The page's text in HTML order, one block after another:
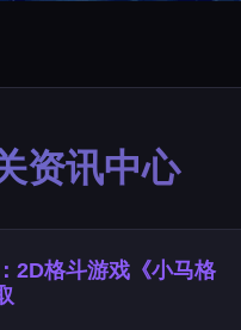
资讯中心
2D格斗游戏《小马格